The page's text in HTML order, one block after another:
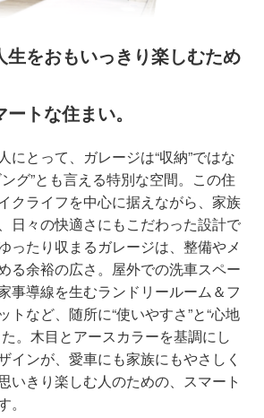
生をおもいっきり楽しむため
トな住まい。
にとって、ガレージは“収納”ではな
グ”とも言える特別な空間。この住
クライフを中心に据えながら、家族
日々の快適さにもこだわった設計で
ったり収まるガレージは、整備やメ
る余裕の広さ。屋外での洗車スペー
事導線を生むランドリールーム＆フ
トなど、随所に“使いやすさ”と“心地
。木目とアースカラーを基調にし
インが、愛車にも家族にもやさしく
いきり楽しむ人のための、スマート